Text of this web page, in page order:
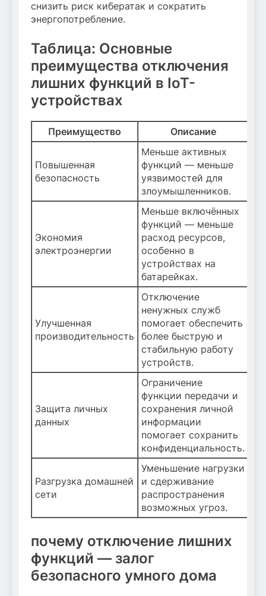
снизить риск кибератак и сократить
энергопотребление.
Таблица: Основные
преимущества отключения
лишних функций в IoT-
устройствах
Преимущество Описание
Повышенная
безопасность
Меньше активных
функций — меньше
уязвимостей для
злоумышленников.
Экономия
электроэнергии
Меньше включённых
функций — меньше
расход ресурсов,
особенно в
устройствах на
батарейках.
Улучшенная
производительность
Отключение
ненужных служб
помогает обеспечить
более быструю и
стабильную работу
устройств.
Защита личных
данных
Ограничение
функции передачи и
сохранения личной
информации
помогает сохранить
конфиденциальность.
Разгрузка домашней
сети
Уменьшение нагрузки
и сдерживание
распространения
возможных угроз.
почему отключение лишних
функций — залог
безопасного умного дома